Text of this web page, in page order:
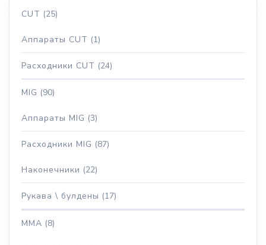
CUT (25)
Аппараты CUT (1)
Расходники CUT (24)
MIG (90)
Аппараты MIG (3)
Расходники MIG (87)
Наконечники (22)
Рукава \ булдены (17)
MMA (8)